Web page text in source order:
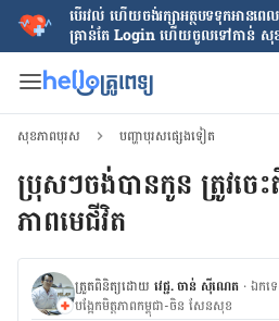
បើរវល់ ហើយចង់​រក្សាអត្ថបទទុកអានព
គ្រាន់តែ​ Login ហើយចូលទៅកាន់ សុខ
សុខភាពបុរស បញ្ហាបុរសផ្សេងទៀត
ប្រុសៗចង់បានកូន ត្រូវចេ
ភាពមេជីវិត
ត្រួតពិនិត្យដោយ វេជ្ជ. ចាន់ ស៊ីណេត ·ឯកទ
បង្អែកមិត្តភាពកម្ពុជា-ចិន សែនសុខ